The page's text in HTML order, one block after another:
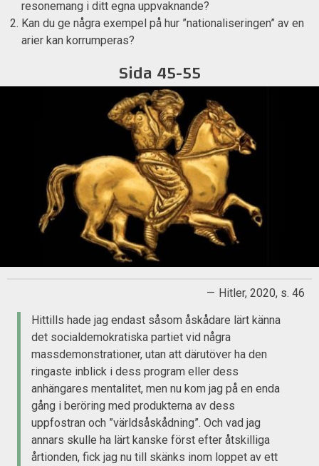
resonemang i ditt egna uppvaknande?
Kan du ge några exempel på hur ”nationaliseringen” av en
arier kan korrumperas?
Sida 45-55
Hittills hade jag endast såsom åskådare lärt känna
det socialdemokratiska partiet vid några
massdemonstrationer, utan att därutöver ha den
ringaste inblick i dess program eller dess
anhängares mentalitet, men nu kom jag på en enda
gång i beröring med produkterna av dess
uppfostran och ”världsåskådning”. Och vad jag
annars skulle ha lärt kanske först efter åtskilliga
årtionden, fick jag nu till skänks inom loppet av ett
Hitler, 2020, s. 46